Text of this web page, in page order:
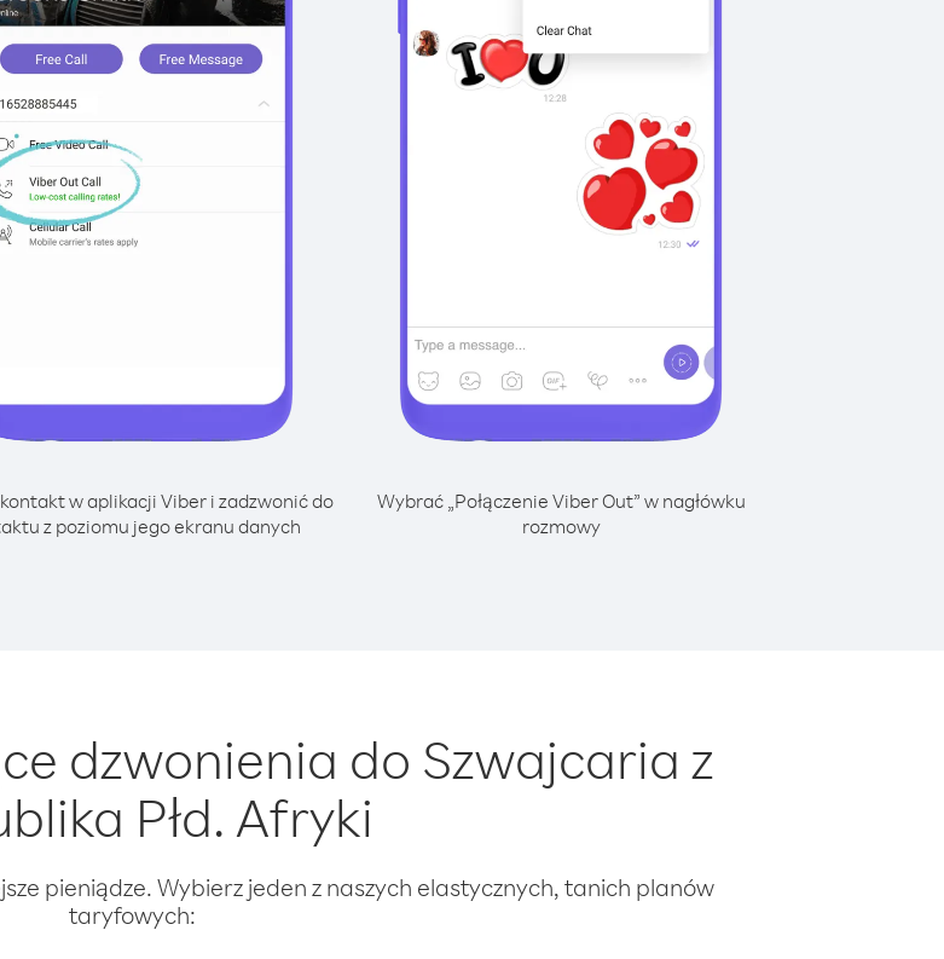
w aplikacji Viber i zadzwonić do
z poziomu jego ekranu danych
Wybrać „Połączenie Viber Out” w nagłówku
rozmowy
dzwonienia do Szwajcaria z
Płd. Afryki
pieniądze. Wybierz jeden z naszych elastycznych, tanich planów
taryfowych: